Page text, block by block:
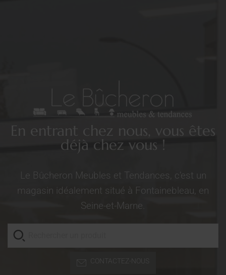
En entrant chez nous, vous êtes
déjà chez vous !
Le Bûcheron Meubles et Tendances, c’est un
magasin idéalement situé à Fontainebleau, en
Seine-et-Marne.
CONTACTEZ-NOUS